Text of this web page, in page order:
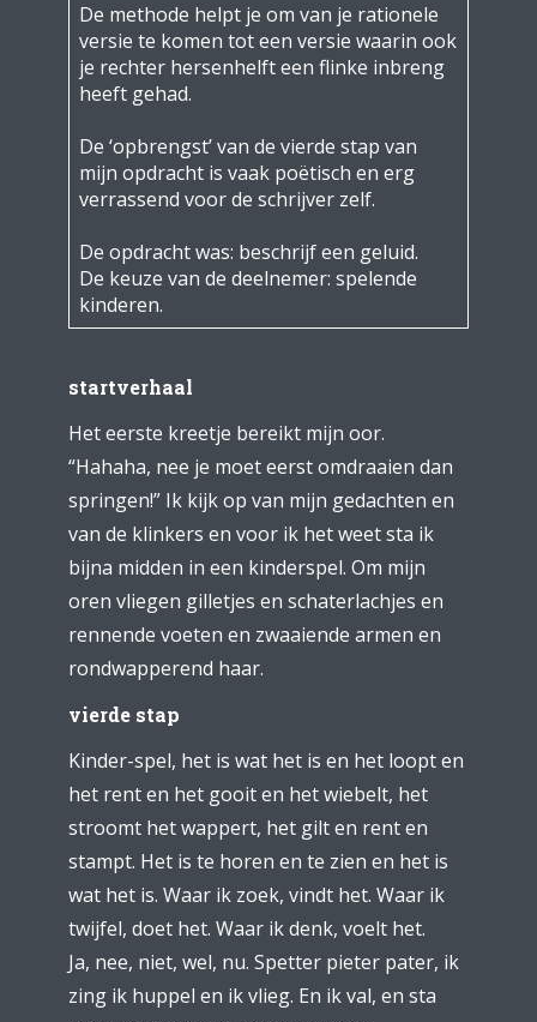
De methode helpt je om van je rationele
versie te komen tot een versie waarin ook
je rechter hersenhelft een flinke inbreng
heeft gehad.
De ‘opbrengst’ van de vierde stap van
mijn opdracht is vaak poëtisch en erg
verrassend voor de schrijver zelf.
De opdracht was: beschrijf een geluid.
De keuze van de deelnemer: spelende
kinderen.
startverhaal
Het eerste kreetje bereikt mijn oor.
“Hahaha, nee je moet eerst omdraaien dan
springen!” Ik kijk op van mijn gedachten en
van de klinkers en voor ik het weet sta ik
bijna midden in een kinderspel. Om mijn
oren vliegen gilletjes en schaterlachjes en
rennende voeten en zwaaiende armen en
rondwapperend haar.
vierde stap
Kinder-spel, het is wat het is en het loopt en
het rent en het gooit en het wiebelt, het
stroomt het wappert, het gilt en rent en
stampt. Het is te horen en te zien en het is
wat het is. Waar ik zoek, vindt het. Waar ik
twijfel, doet het. Waar ik denk, voelt het.
Ja, nee, niet, wel, nu. Spetter pieter pater, ik
zing ik huppel en ik vlieg. En ik val, en sta